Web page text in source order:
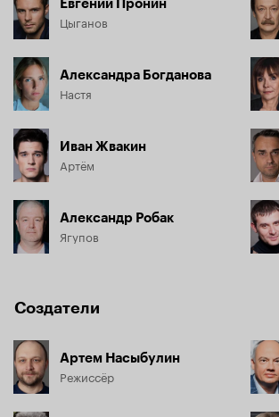
Евгений Пронин
Цыганов
Александра Богданова
Настя
Иван Жвакин
Артём
Александр Робак
Ягупов
Создатели
Артем Насыбулин
Режиссёр